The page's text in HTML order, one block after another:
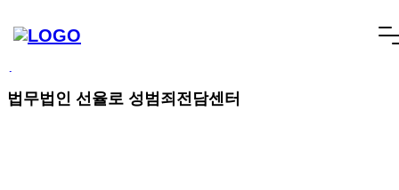
빠른상담 1670-6681
메
건
너
뛰
SCROLL DOWN
법무법인 선율로 성범죄전담센터